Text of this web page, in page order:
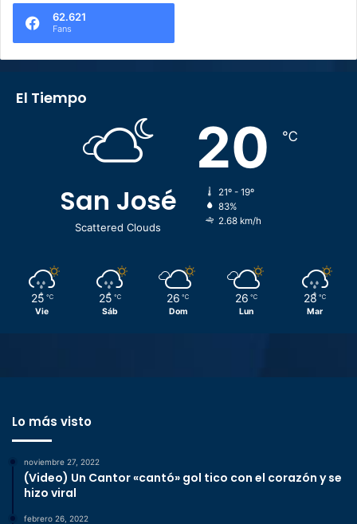
62.621
Fans
El Tiempo
San José
Scattered Clouds
20 ℃
21º - 19º
83%
2.68 km/h
25 ℃
Vie
25 ℃
Sáb
26 ℃
Dom
26 ℃
Lun
28 ℃
Mar
Lo más visto
noviembre 27, 2022
(Video) Un Cantor «cantó» gol tico con el corazón y se
hizo viral
febrero 26, 2022